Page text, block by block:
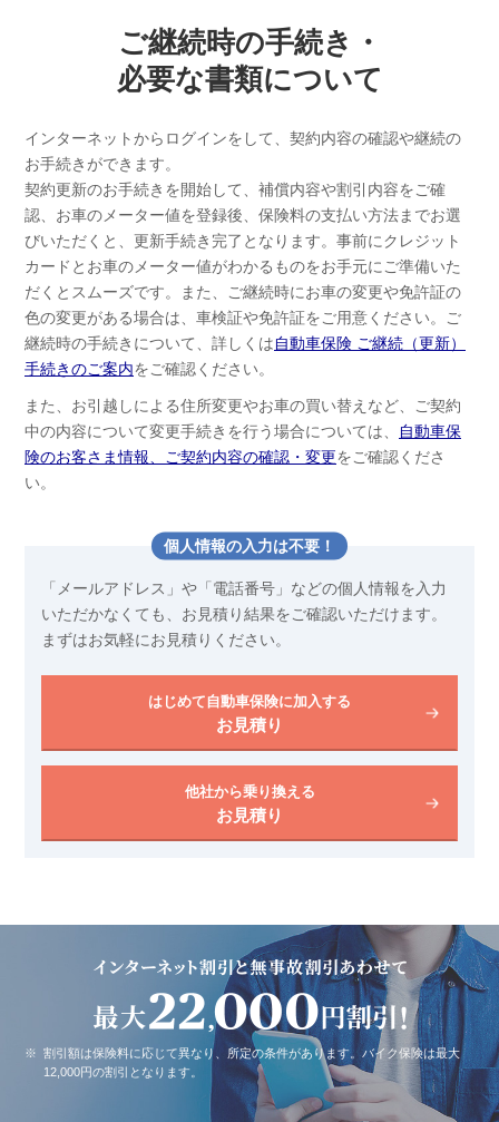
ご継続時の手続き・
必要な書類について
インターネットからログインをして、契約内容の確認や継続の
お手続きができます。
契約更新のお手続きを開始して、補償内容や割引内容をご確
認、お車のメーター値を登録後、保険料の支払い方法までお選
びいただくと、更新手続き完了となります。事前にクレジット
カードとお車のメーター値がわかるものをお手元にご準備いた
だくとスムーズです。また、ご継続時にお車の変更や免許証の
色の変更がある場合は、車検証や免許証をご用意ください。ご
継続時の手続きについて、詳しくは自動車保険 ご継続（更新）
手続きのご案内をご確認ください。
また、お引越しによる住所変更やお車の買い替えなど、ご契約
中の内容について変更手続きを行う場合については、
自動車保
険のお客さま情報、ご契約内容の確認・変更をご確認くださ
い。
個人情報の入力は不要！
「メールアドレス」や「電話番号」などの個人情報を入力
いただかなくても、お見積り結果をご確認いただけます。
まずはお気軽にお見積りください。
はじめて自動車保険に加入する
お見積り
他社から乗り換える
お見積り
※ 割引額は保険料に応じて異なり、所定の条件があります。バイク保険は最大
12,000円の割引となります。